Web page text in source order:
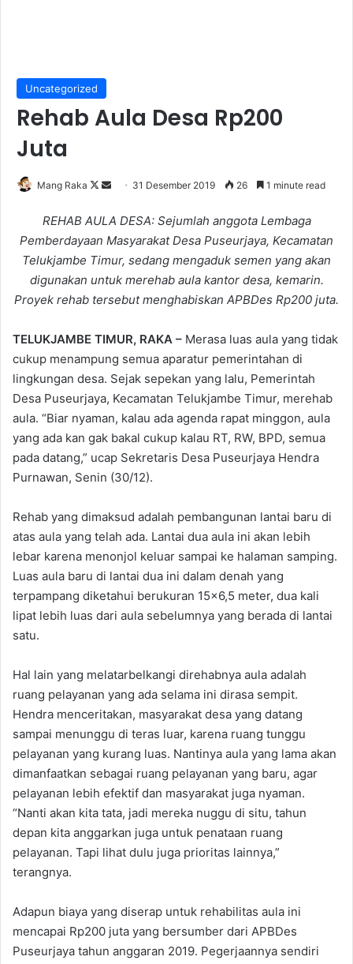
Uncategorized
Rehab Aula Desa Rp200
Juta
Mang Raka
Follow
X
Send
email
31 Desember 2019 26 1 minute read
REHAB AULA DESA: Sejumlah anggota Lembaga
Pemberdayaan Masyarakat Desa Puseurjaya, Kecamatan
Telukjambe Timur, sedang mengaduk semen yang akan
digunakan untuk merehab aula kantor desa, kemarin.
Proyek rehab tersebut menghabiskan APBDes Rp200 juta.
TELUKJAMBE TIMUR, RAKA – Merasa luas aula yang tidak
cukup menampung semua aparatur pemerintahan di
lingkungan desa. Sejak sepekan yang lalu, Pemerintah
Desa Puseurjaya, Kecamatan Telukjambe Timur, merehab
aula. “Biar nyaman, kalau ada agenda rapat minggon, aula
yang ada kan gak bakal cukup kalau RT, RW, BPD, semua
pada datang,” ucap Sekretaris Desa Puseurjaya Hendra
Purnawan, Senin (30/12).
Rehab yang dimaksud adalah pembangunan lantai baru di
atas aula yang telah ada. Lantai dua aula ini akan lebih
lebar karena menonjol keluar sampai ke halaman samping.
Luas aula baru di lantai dua ini dalam denah yang
terpampang diketahui berukuran 15×6,5 meter, dua kali
lipat lebih luas dari aula sebelumnya yang berada di lantai
satu.
Hal lain yang melatarbelkangi direhabnya aula adalah
ruang pelayanan yang ada selama ini dirasa sempit.
Hendra menceritakan, masyarakat desa yang datang
sampai menunggu di teras luar, karena ruang tunggu
pelayanan yang kurang luas. Nantinya aula yang lama akan
dimanfaatkan sebagai ruang pelayanan yang baru, agar
pelayanan lebih efektif dan masyarakat juga nyaman.
“Nanti akan kita tata, jadi mereka nuggu di situ, tahun
depan kita anggarkan juga untuk penataan ruang
pelayanan. Tapi lihat dulu juga prioritas lainnya,”
terangnya.
Adapun biaya yang diserap untuk rehabilitas aula ini
mencapai Rp200 juta yang bersumber dari APBDes
Puseurjaya tahun anggaran 2019. Pegerjaannya sendiri